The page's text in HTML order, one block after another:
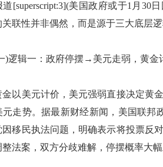
道[superscript:3](美国政府或于1月30
关联性并非偶然，而是源于三大底层
辑一：政府停摆→美元走弱，黄金
美元计价，美元强弱直接决定黄金
元走势。据最新财经新闻，美国联邦
因移民执法问题，明确表示将投票反
法案，双方分歧难解，停摆概率大幅